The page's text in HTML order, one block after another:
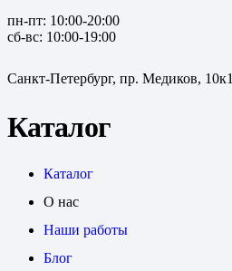
пн-пт: 10:00-20:00
сб-вс: 10:00-19:00
Санкт-Петербург, пр. Медиков, 10к1
Каталог
Каталог
О нас
Наши работы
Блог